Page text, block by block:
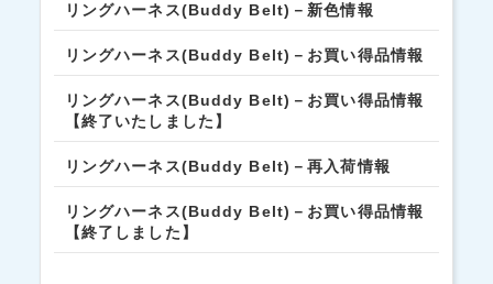
リングハーネス(Buddy Belt)－新色情報
リングハーネス(Buddy Belt)－お買い得品情報
リングハーネス(Buddy Belt)－お買い得品情報
【終了いたしました】
リングハーネス(Buddy Belt)－再入荷情報
リングハーネス(Buddy Belt)－お買い得品情報
【終了しました】